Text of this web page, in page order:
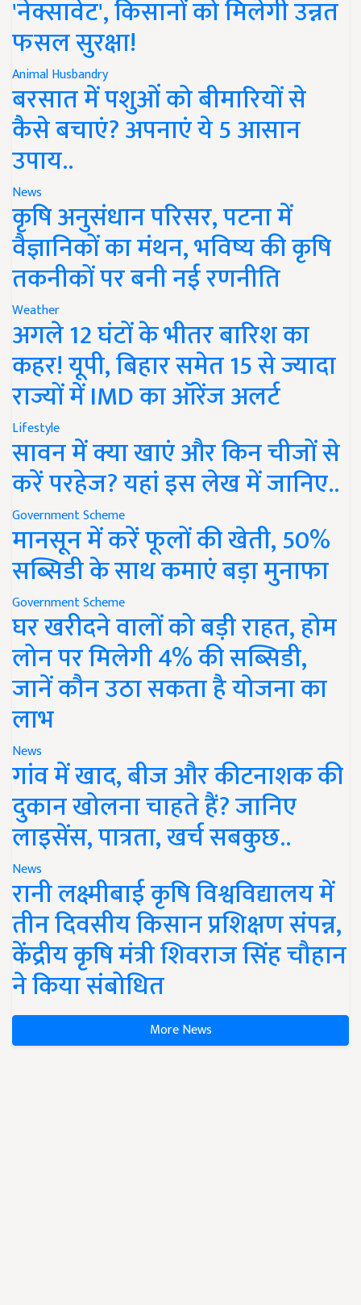
'नेक्सावेट', किसानों को मिलेगी उन्नत
फसल सुरक्षा!
Animal Husbandry
बरसात में पशुओं को बीमारियों से
कैसे बचाएं? अपनाएं ये 5 आसान
उपाय..
News
कृषि अनुसंधान परिसर, पटना में
वैज्ञानिकों का मंथन, भविष्य की कृषि
तकनीकों पर बनी नई रणनीति
Weather
अगले 12 घंटों के भीतर बारिश का
कहर! यूपी, बिहार समेत 15 से ज्यादा
राज्यों में IMD का ऑरेंज अलर्ट
Lifestyle
सावन में क्या खाएं और किन चीजों से
करें परहेज? यहां इस लेख में जानिए..
Government Scheme
मानसून में करें फूलों की खेती, 50%
सब्सिडी के साथ कमाएं बड़ा मुनाफा
Government Scheme
घर खरीदने वालों को बड़ी राहत, होम
लोन पर मिलेगी 4% की सब्सिडी,
जानें कौन उठा सकता है योजना का
लाभ
News
गांव में खाद, बीज और कीटनाशक की
दुकान खोलना चाहते हैं? जानिए
लाइसेंस, पात्रता, खर्च सबकुछ..
News
रानी लक्ष्मीबाई कृषि विश्वविद्यालय में
तीन दिवसीय किसान प्रशिक्षण संपन्न,
केंद्रीय कृषि मंत्री शिवराज सिंह चौहान
ने किया संबोधित
More News